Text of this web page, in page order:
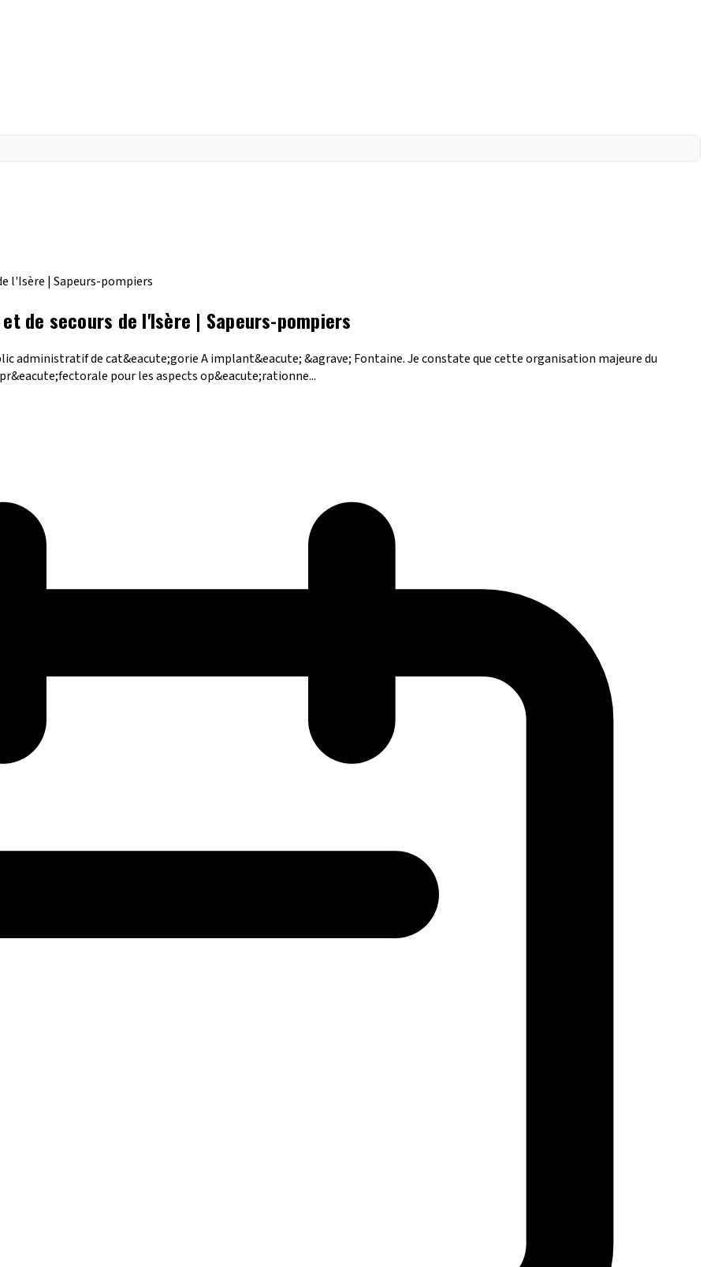
l'Isère | Sapeurs-pompiers
de secours de l'Isère | Sapeurs-pompiers
administratif de cat&eacute;gorie A implant&eacute; &agrave; Fontaine. Je constate que cette organisation majeure du
pour les aspects op&eacute;rationne...